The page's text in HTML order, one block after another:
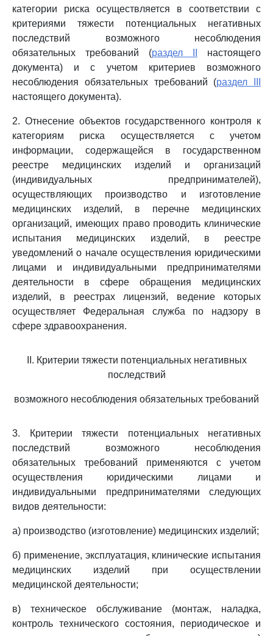
категории риска осуществляется в соответствии с
критериями тяжести потенциальных негативных
последствий возможного несоблюдения
обязательных требований (раздел II
настоящего
документа) и с учетом критериев возможного
несоблюдения обязательных требований (раздел III
настоящего документа).
2. Отнесение объектов государственного контроля к
категориям риска осуществляется с учетом
информации, содержащейся в государственном
реестре медицинских изделий и организаций
(индивидуальных предпринимателей),
осуществляющих производство и изготовление
медицинских изделий, в перечне медицинских
организаций, имеющих право проводить клинические
испытания медицинских изделий, в реестре
уведомлений о начале осуществления юридическими
лицами и индивидуальными предпринимателями
деятельности в сфере обращения медицинских
изделий, в реестрах лицензий, ведение которых
осуществляет Федеральная служба по надзору в
сфере здравоохранения.
II. Критерии тяжести потенциальных негативных
последствий
возможного несоблюдения обязательных требований
3. Критерии тяжести потенциальных негативных
последствий возможного несоблюдения
обязательных требований применяются с учетом
осуществления юридическими лицами и
индивидуальными предпринимателями следующих
видов деятельности:
а) производство (изготовление) медицинских изделий;
б) применение, эксплуатация, клинические испытания
медицинских изделий при осуществлении
медицинской деятельности;
в) техническое обслуживание (монтаж, наладка,
контроль технического состояния, периодическое и